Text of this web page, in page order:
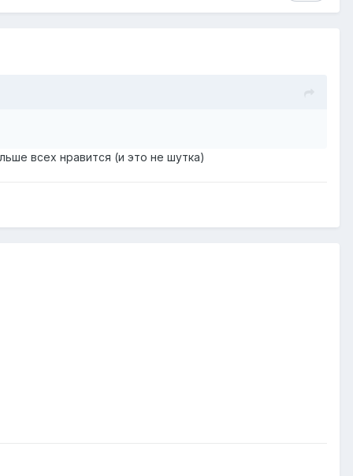
всех нравится (и это не шутка)